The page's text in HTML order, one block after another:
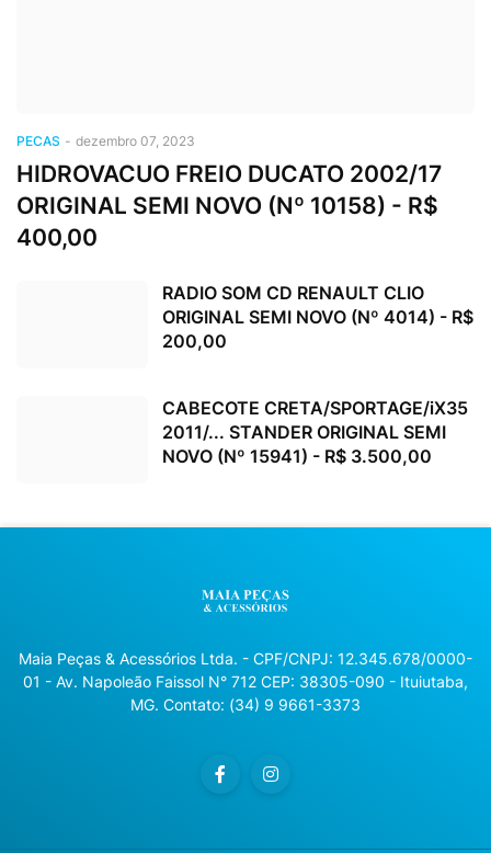
PECAS - dezembro 07, 2023
HIDROVACUO FREIO DUCATO 2002/17
ORIGINAL SEMI NOVO (Nº 10158) - R$
400,00
RADIO SOM CD RENAULT CLIO
ORIGINAL SEMI NOVO (Nº 4014) - R$
200,00
CABECOTE CRETA/SPORTAGE/iX35
2011/... STANDER ORIGINAL SEMI
NOVO (Nº 15941) - R$ 3.500,00
Maia Peças & Acessórios Ltda. - CPF/CNPJ: 12.345.678/0000-
01 - Av. Napoleão Faissol N° 712 CEP: 38305-090 - Ituiutaba,
MG. Contato: (34) 9 9661-3373